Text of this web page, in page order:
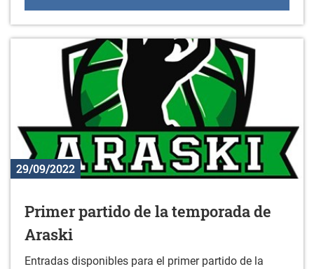
29/09/2022
Primer partido de la temporada de
Araski
Entradas disponibles para el primer partido de la